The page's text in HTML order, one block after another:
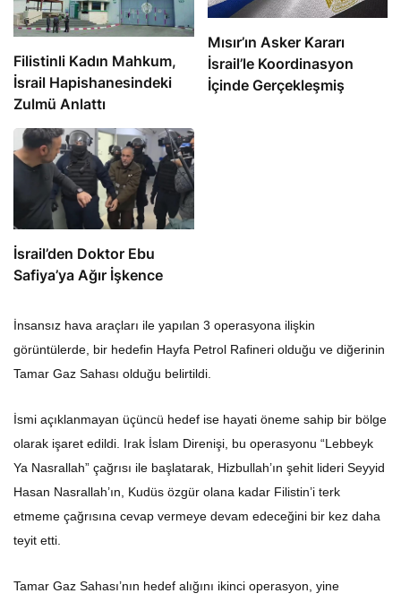
Filistinli Kadın Mahkum,
İsrail Hapishanesindeki
Zulmü Anlattı
Mısır’ın Asker Kararı
İsrail’le Koordinasyon
İçinde Gerçekleşmiş
İsrail’den Doktor Ebu
Safiya’ya Ağır İşkence
İnsansız hava araçları ile yapılan 3 operasyona ilişkin
görüntülerde, bir hedefin Hayfa Petrol Rafineri olduğu ve diğerinin
Tamar Gaz Sahası olduğu belirtildi.
İsmi açıklanmayan üçüncü hedef ise hayati öneme sahip bir bölge
olarak işaret edildi. Irak İslam Direnişi, bu operasyonu “Lebbeyk
Ya Nasrallah” çağrısı ile başlatarak, Hizbullah’ın şehit lideri Seyyid
Hasan Nasrallah’ın, Kudüs özgür olana kadar Filistin’i terk
etmeme çağrısına cevap vermeye devam edeceğini bir kez daha
teyit etti.
Tamar Gaz Sahası’nın hedef alığını ikinci operasyon, yine